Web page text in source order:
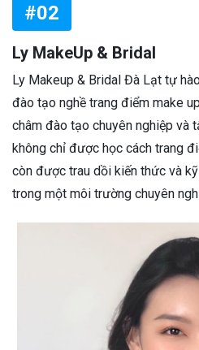
#02
Ly MakeUp & Bridal
Ly Makeup & Bridal Đà Lạt tự
đào tạo nghề trang điểm make
châm đào tạo chuyên nghiệp và
không chỉ được học cách trang
còn được trau dồi kiến thức và
trong một môi trường chuyên